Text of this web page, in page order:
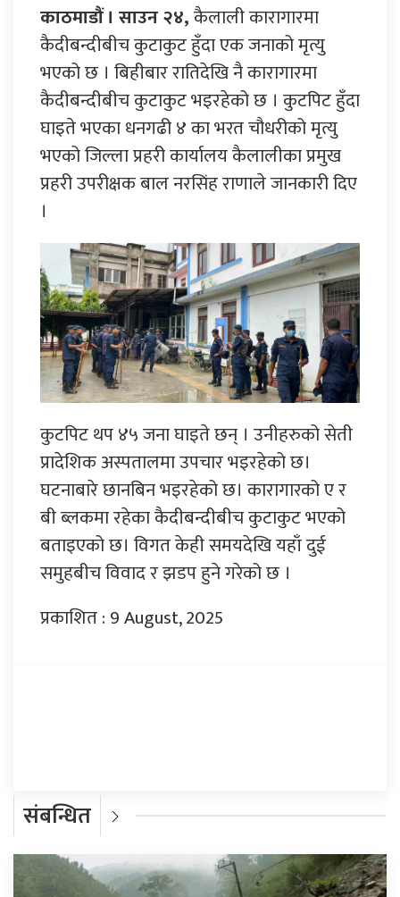
काठमाडौं । साउन २४,कैलाली कारागारमा
कैदीबन्दीबीच कुटाकुट हुँदा एक जनाको मृत्यु
भएको छ । बिहीबार रातिदेखि नै कारागारमा
कैदीबन्दीबीच कुटाकुट भइरहेको छ । कुटपिट हुँदा
घाइते भएका धनगढी ४ का भरत चौधरीको मृत्यु
भएको जिल्ला प्रहरी कार्यालय कैलालीका प्रमुख
प्रहरी उपरीक्षक बाल नरसिंह राणाले जानकारी दिए
।
कुटपिट थप ४५ जना घाइते छन् । उनीहरुको सेती
प्रादेशिक अस्पतालमा उपचार भइरहेको छ।
घटनाबारे छानबिन भइरहेको छ। कारागारको ए र
बी ब्लकमा रहेका कैदीबन्दीबीच कुटाकुट भएको
बताइएको छ। विगत केही समयदेखि यहाँ दुई
समुहबीच विवाद र झडप हुने गरेको छ ।
प्रकाशित : 9 August, 2025
संबन्धित